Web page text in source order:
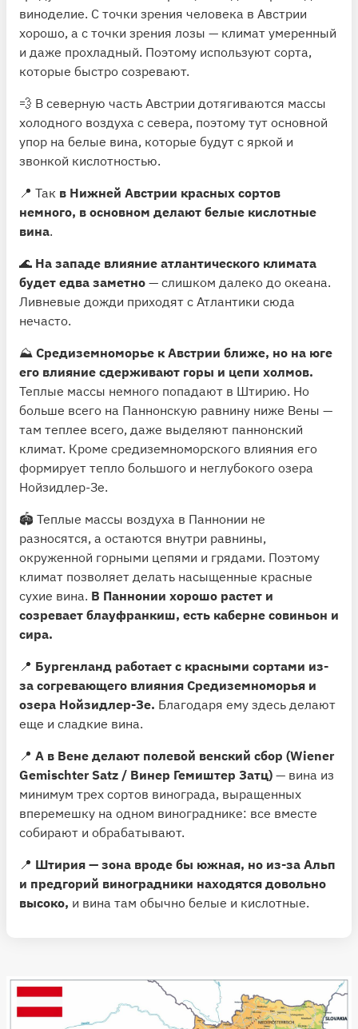
виноделие. С точки зрения человека в Австрии
хорошо, а с точки зрения лозы — климат умеренный
и даже прохладный. Поэтому используют сорта,
которые быстро созревают.
💨 В северную часть Австрии дотягиваются массы
холодного воздуха с севера, поэтому тут основной
упор на белые вина, которые будут с яркой и
звонкой кислотностью.
📍 Так в Нижней Австрии красных сортов
немного, в основном делают белые кислотные
вина.
🌊 На западе влияние атлантического климата
будет едва заметно — слишком далеко до океана.
Ливневые дожди приходят с Атлантики сюда
нечасто.
⛰ Средиземноморье к Австрии ближе, но на юге
его влияние сдерживают горы и цепи холмов.
Теплые массы немного попадают в Штирию. Но
больше всего на Паннонскую равнину ниже Вены —
там теплее всего, даже выделяют паннонский
климат. Кроме средиземноморского влияния его
формирует тепло большого и неглубокого озера
Нойзидлер-Зе.
🏟 Теплые массы воздуха в Паннонии не
разносятся, а остаются внутри равнины,
окруженной горными цепями и грядами. Поэтому
климат позволяет делать насыщенные красные
сухие вина. В Паннонии хорошо растет и
созревает блауфранкиш, есть каберне совиньон и
сира.
📍 Бургенланд работает с красными сортами из-
за согревающего влияния Средиземноморья и
озера Нойзидлер-Зе. Благодаря ему здесь делают
еще и сладкие вина.
📍 А в Вене делают полевой венский сбор (Wiener
Gemischter Satz / Винер Гемиштер Затц) — вина из
минимум трех сортов винограда, выращенных
вперемешку на одном винограднике: все вместе
собирают и обрабатывают.
📍 Штирия — зона вроде бы южная, но из-за Альп
и предгорий виноградники находятся довольно
высоко, и вина там обычно белые и кислотные.